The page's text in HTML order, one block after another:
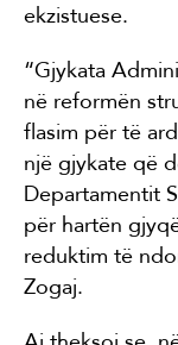
ekzistuese.
“Gjykata
në reformën
flasim për të
një gjykate që
Departamentit
për hartën
reduktim të
Zogaj.